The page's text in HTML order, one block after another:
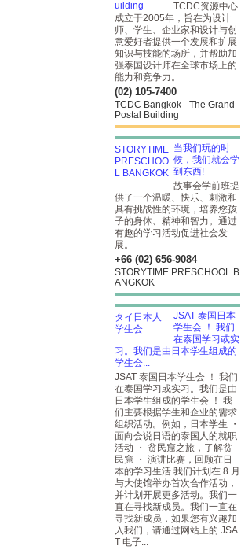
TCDC资源中心
成立于2005年，旨在为设计
师、学生、企业家和设计与创
意爱好者提供一个发展和扩展
知识与技能的场所，并帮助加
强泰国设计师在全球市场上的
能力和竞争力。
(02) 105-7400
TCDC Bangkok - The Grand
Postal Building
当我们玩的时
候，我们就会学
到东西!
故事会学前班提
供了一个温暖、快乐、刺激和
具有挑战性的环境，培养您孩
子的身体、精神和智力。通过
有趣的学习活动促进社会发
展。
+66 (02) 656-9084
STORYTIME PRESCHOOL B
ANGKOK
JSAT 泰国日本
学生会 ！ 我们
在泰国学习或实
习。我们是由日本学生组成的
学生会...
JSAT 泰国日本学生会 ！ 我们
在泰国学习或实习。我们是由
日本学生组成的学生会 ！ 我
们主要根据学生和企业的需求
组织活动。例如，日本学生 ・
面向会说日语的泰国人的就职
活动 ・ 贫民窟之旅，了解贫
民窟 ・ 演讲比赛，回顾在日
本的学习生活 我们计划在 8 月
与大使馆举办首次合作活动，
并计划开展更多活动。我们一
直在寻找新成员。我们一直在
寻找新成员，如果您有兴趣加
入我们，请通过网站上的 JSA
T 电子...